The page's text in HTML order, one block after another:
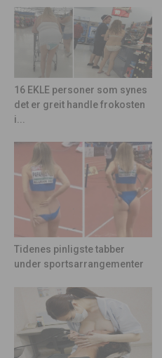
16 EKLE personer som synes
det er greit handle frokosten
i...
Tidenes pinligste tabber
under sportsarrangementer